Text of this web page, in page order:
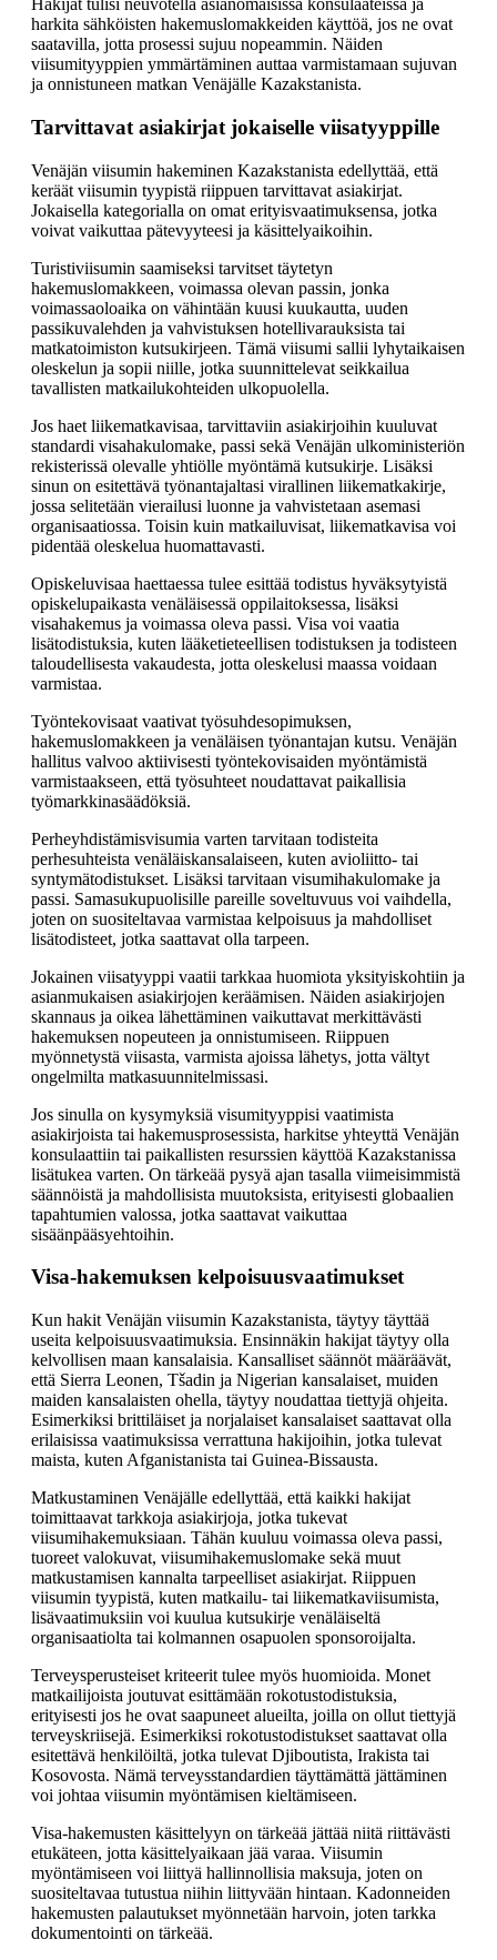
Hakijat tulisi neuvotella asianomaisissa konsulaateissa ja
harkita sähköisten hakemuslomakkeiden käyttöä, jos ne ovat
saatavilla, jotta prosessi sujuu nopeammin. Näiden
viisumityyppien ymmärtäminen auttaa varmistamaan sujuvan
ja onnistuneen matkan Venäjälle Kazakstanista.
Tarvittavat asiakirjat jokaiselle viisatyyppille
Venäjän viisumin hakeminen Kazakstanista edellyttää, että
keräät viisumin tyypistä riippuen tarvittavat asiakirjat.
Jokaisella kategorialla on omat erityisvaatimuksensa, jotka
voivat vaikuttaa pätevyyteesi ja käsittelyaikoihin.
Turistiviisumin saamiseksi tarvitset täytetyn
hakemuslomakkeen, voimassa olevan passin, jonka
voimassaoloaika on vähintään kuusi kuukautta, uuden
passikuvalehden ja vahvistuksen hotellivarauksista tai
matkatoimiston kutsukirjeen. Tämä viisumi sallii lyhytaikaisen
oleskelun ja sopii niille, jotka suunnittelevat seikkailua
tavallisten matkailukohteiden ulkopuolella.
Jos haet liikematkavisaa, tarvittaviin asiakirjoihin kuuluvat
standardi visahakulomake, passi sekä Venäjän ulkoministeriön
rekisterissä olevalle yhtiölle myöntämä kutsukirje. Lisäksi
sinun on esitettävä työnantajaltasi virallinen liikematkakirje,
jossa selitetään vierailusi luonne ja vahvistetaan asemasi
organisaatiossa. Toisin kuin matkailuvisat, liikematkavisa voi
pidentää oleskelua huomattavasti.
Opiskeluvisaa haettaessa tulee esittää todistus hyväksytyistä
opiskelupaikasta venäläisessä oppilaitoksessa, lisäksi
visahakemus ja voimassa oleva passi. Visa voi vaatia
lisätodistuksia, kuten lääketieteellisen todistuksen ja todisteen
taloudellisesta vakaudesta, jotta oleskelusi maassa voidaan
varmistaa.
Työntekovisaat vaativat työsuhdesopimuksen,
hakemuslomakkeen ja venäläisen työnantajan kutsu. Venäjän
hallitus valvoo aktiivisesti työntekovisaiden myöntämistä
varmistaakseen, että työsuhteet noudattavat paikallisia
työmarkkinasäädöksiä.
Perheyhdistämisvisumia varten tarvitaan todisteita
perhesuhteista venäläiskansalaiseen, kuten avioliitto- tai
syntymätodistukset. Lisäksi tarvitaan visumihakulomake ja
passi. Samasukupuolisille pareille soveltuvuus voi vaihdella,
joten on suositeltavaa varmistaa kelpoisuus ja mahdolliset
lisätodisteet, jotka saattavat olla tarpeen.
Jokainen viisatyyppi vaatii tarkkaa huomiota yksityiskohtiin ja
asianmukaisen asiakirjojen keräämisen. Näiden asiakirjojen
skannaus ja oikea lähettäminen vaikuttavat merkittävästi
hakemuksen nopeuteen ja onnistumiseen. Riippuen
myönnetystä viisasta, varmista ajoissa lähetys, jotta vältyt
ongelmilta matkasuunnitelmissasi.
Jos sinulla on kysymyksiä visumityyppisi vaatimista
asiakirjoista tai hakemusprosessista, harkitse yhteyttä Venäjän
konsulaattiin tai paikallisten resurssien käyttöä Kazakstanissa
lisätukea varten. On tärkeää pysyä ajan tasalla viimeisimmistä
säännöistä ja mahdollisista muutoksista, erityisesti globaalien
tapahtumien valossa, jotka saattavat vaikuttaa
sisäänpääsyehtoihin.
Visa-hakemuksen kelpoisuusvaatimukset
Kun hakit Venäjän viisumin Kazakstanista, täytyy täyttää
useita kelpoisuusvaatimuksia. Ensinnäkin hakijat täytyy olla
kelvollisen maan kansalaisia. Kansalliset säännöt määräävät,
että Sierra Leonen, Tšadin ja Nigerian kansalaiset, muiden
maiden kansalaisten ohella, täytyy noudattaa tiettyjä ohjeita.
Esimerkiksi brittiläiset ja norjalaiset kansalaiset saattavat olla
erilaisissa vaatimuksissa verrattuna hakijoihin, jotka tulevat
maista, kuten Afganistanista tai Guinea-Bissausta.
Matkustaminen Venäjälle edellyttää, että kaikki hakijat
toimittaavat tarkkoja asiakirjoja, jotka tukevat
viisumihakemuksiaan. Tähän kuuluu voimassa oleva passi,
tuoreet valokuvat, viisumihakemuslomake sekä muut
matkustamisen kannalta tarpeelliset asiakirjat. Riippuen
viisumin tyypistä, kuten matkailu- tai liikematkaviisumista,
lisävaatimuksiin voi kuulua kutsukirje venäläiseltä
organisaatiolta tai kolmannen osapuolen sponsoroijalta.
Terveysperusteiset kriteerit tulee myös huomioida. Monet
matkailijoista joutuvat esittämään rokotustodistuksia,
erityisesti jos he ovat saapuneet alueilta, joilla on ollut tiettyjä
terveyskriisejä. Esimerkiksi rokotustodistukset saattavat olla
esitettävä henkilöiltä, jotka tulevat Djiboutista, Irakista tai
Kosovosta. Nämä terveysstandardien täyttämättä jättäminen
voi johtaa viisumin myöntämisen kieltämiseen.
Visa-hakemusten käsittelyyn on tärkeää jättää niitä riittävästi
etukäteen, jotta käsittelyaikaan jää varaa. Viisumin
myöntämiseen voi liittyä hallinnollisia maksuja, joten on
suositeltavaa tutustua niihin liittyvään hintaan. Kadonneiden
hakemusten palautukset myönnetään harvoin, joten tarkka
dokumentointi on tärkeää.